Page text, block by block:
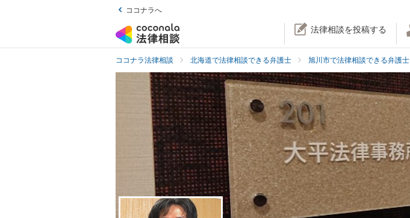
ココナラへ
法律相談を投稿する
ココナラ法律相談 北海道で法律相談できる弁護士 旭川市で法律相談できる弁護士